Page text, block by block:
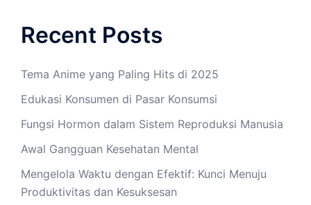
Recent Posts
Tema Anime yang Paling Hits di 2025
Edukasi Konsumen di Pasar Konsumsi
Fungsi Hormon dalam Sistem Reproduksi Manusia
Awal Gangguan Kesehatan Mental
Mengelola Waktu dengan Efektif: Kunci Menuju
Produktivitas dan Kesuksesan